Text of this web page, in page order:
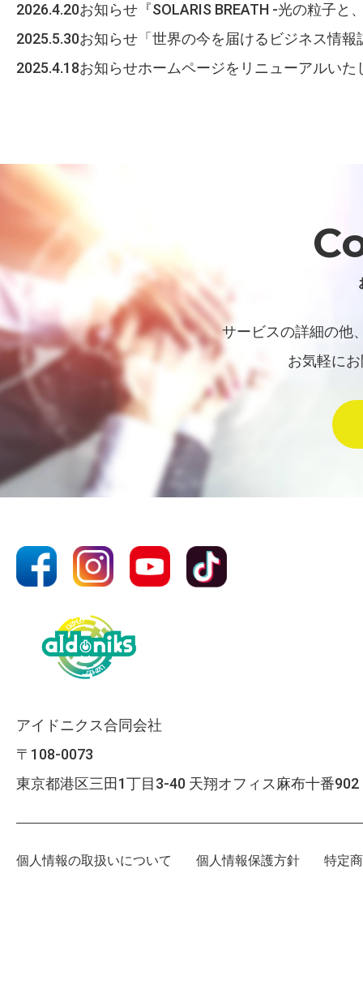
2026.4.20お知らせ 『SOLARIS BREATH -光の粒子
2025.5.30お知らせ 「世界の今を届けるビジネス情
2025.4.18お知らせホームページをリニューアルいた
サービスの詳細の他
お気軽に
アイドニクス合同会社
〒108-0073
東京都港区三田1丁目3-40 天翔オフィス麻布十番902
個人情報の取扱いについて 個人情報保護方針 特定